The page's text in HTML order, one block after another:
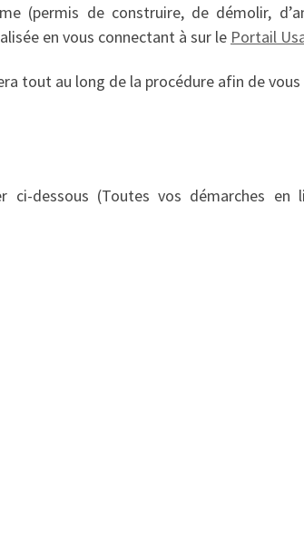
(permis de construire, de démolir,
en vous connectant à sur le Portail
tout au long de la procédure afin de
dessous (Toutes vos démarches